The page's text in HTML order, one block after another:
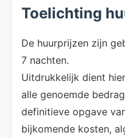
Toelichting
De huurprijzen zijn
7 nachten.
Uitdrukkelijk dient
alle genoemde
definitieve opgave
bijkomende kosten,